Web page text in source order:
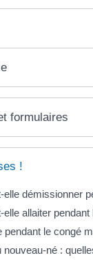
formulaires
!
elle démissionner
elle allaiter
pendant le congé
nouveau-né :